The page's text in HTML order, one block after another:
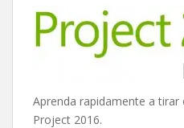
Aprenda rapidamente a
Project 2016.